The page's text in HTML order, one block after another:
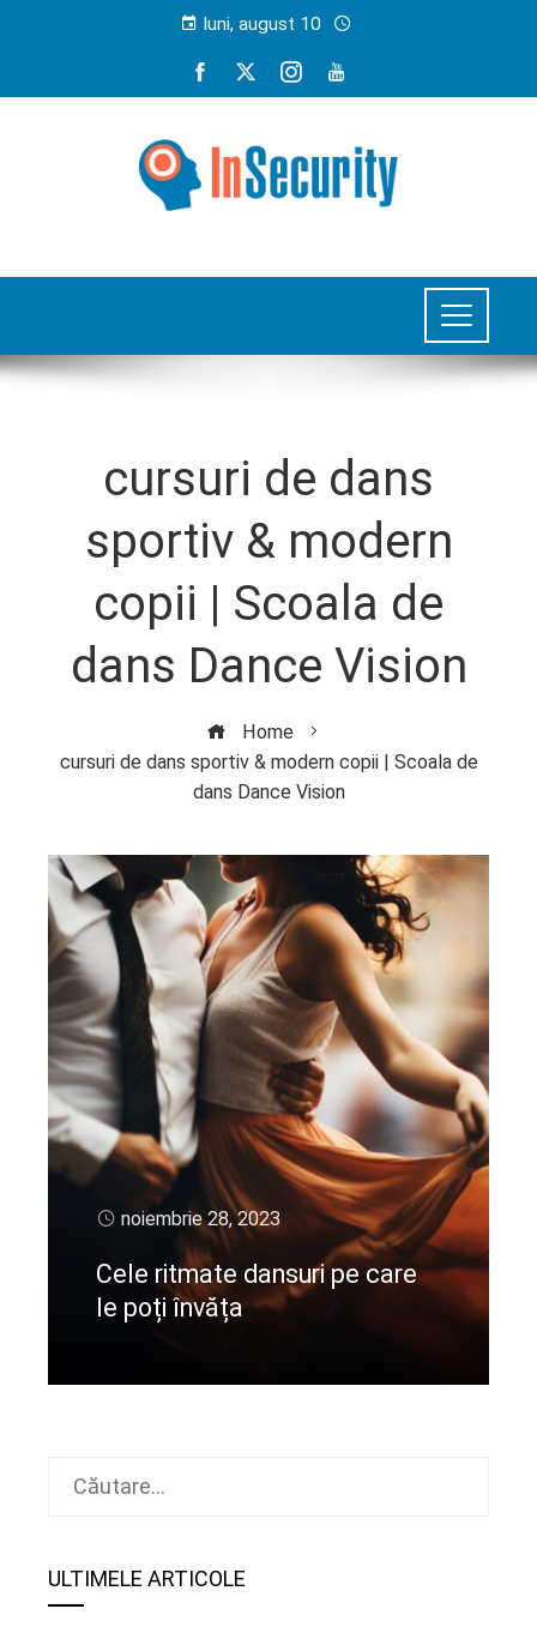
luni, august 10
cursuri de dans
sportiv & modern
copii | Scoala de
dans Dance Vision
Home
cursuri de dans sportiv & modern copii | Scoala de
dans Dance Vision
noiembrie 28, 2023
Cele ritmate dansuri pe care
le poți învăța
Caută
ULTIMELE ARTICOLE